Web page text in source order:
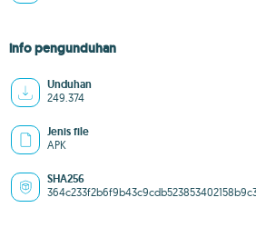
info pengunduhan
Unduhan
249.374
Jenis file
APK
SHA256